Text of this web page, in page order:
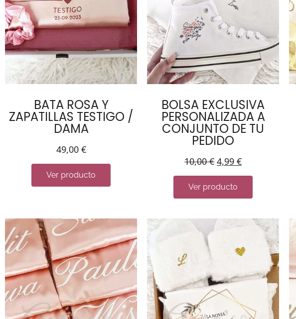
BATA ROSA Y
ZAPATILLAS TESTIGO /
DAMA
49,00 €
Ver producto
BOLSA EXCLUSIVA
PERSONALIZADA A
CONJUNTO DE TU
PEDIDO
10,00€ 4,99 €
Ver producto